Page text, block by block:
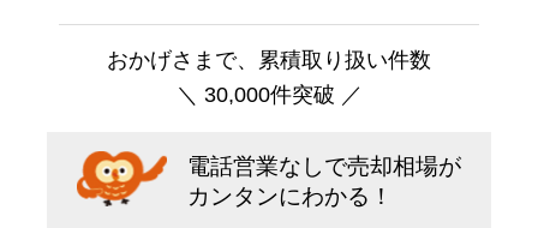
おかげさまで、累積取り扱い件数
＼ 30,000件突破 ／
電話営業なしで売却相場が
カンタンにわかる！